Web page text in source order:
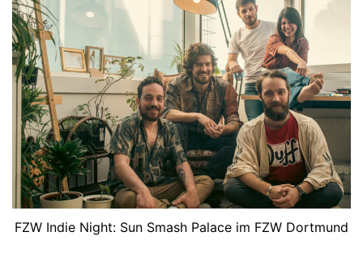
FZW Indie Night: Sun Smash Palace im FZW Dortmund